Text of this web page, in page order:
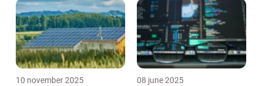
10 november 2025 08 june 2025